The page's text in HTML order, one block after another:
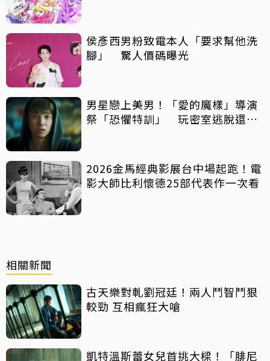
侯彥西男粉致電本人「要求幫他洗
腳」 驚人價碼曝光
男星戀上美男！「愛的魔樣」導演
祭「恐懼特訓」 玩密室逃脫還得
2026金馬經典影展台中場起跑！電
影大師比利懷德25部代表作一次看
相關新聞
古天樂對軋劉冠廷！兩人鬥智鬥狠
較勁 互相瘋狂大嗆
凱特溫斯蕾女兒首挑大樑！「腓尼